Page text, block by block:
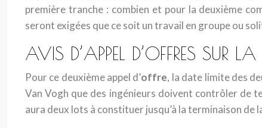
première tranche : combien et pour la deuxième
seront exigées que ce soit un travail en groupe ou
AVIS D’APPEL D’OFFRES SUR
Pour ce deuxième appel d’offre, la date limite des
Van Vogh que des ingénieurs doivent contrôler de
aura deux lots à constituer jusqu’à la terminaison